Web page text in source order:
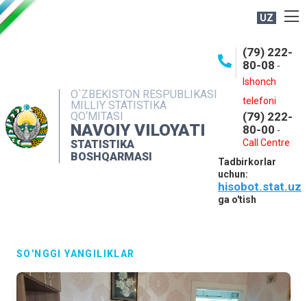
UZ
O`ZBEKISTON RESPUBLIKASI
MILLIY STATISTIKA
QO‘MITASI
NAVOIY VILOYATI
STATISTIKA
BOSHQARMASI
(79) 222-
80-08 -
Ishonch
telefoni
(79) 222-
80-00 -
Call Centre
Tadbirkorlar
uchun:
hisobot.stat.uz
ga o'tish
OCHIQ MA'LUMOTLAR
INTERAKTIV XIZMATLAR
MUROJAATLAR
SO'NGGI YANGILIKLAR